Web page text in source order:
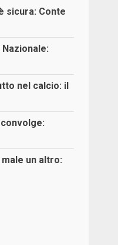
sicura: Conte
nel calcio: il
un altro: